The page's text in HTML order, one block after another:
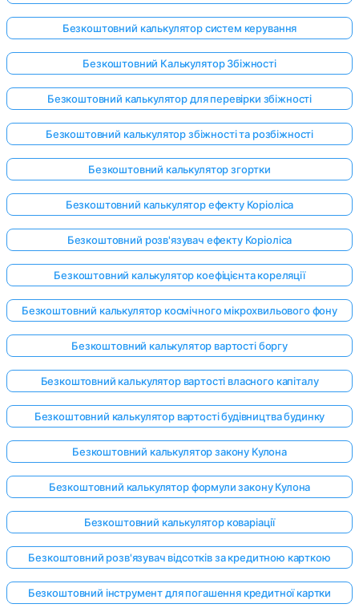
Безкоштовний калькулятор систем керування
Безкоштовний Калькулятор Збіжності
Безкоштовний калькулятор для перевірки збіжності
Безкоштовний калькулятор збіжності та розбіжності
Безкоштовний калькулятор згортки
Безкоштовний калькулятор ефекту Коріоліса
Безкоштовний розв'язувач ефекту Коріоліса
Безкоштовний калькулятор коефіцієнта кореляції
Безкоштовний калькулятор космічного мікрохвильового фону
Безкоштовний калькулятор вартості боргу
Безкоштовний калькулятор вартості власного капіталу
Безкоштовний калькулятор вартості будівництва будинку
Безкоштовний калькулятор закону Кулона
Безкоштовний калькулятор формули закону Кулона
Безкоштовний калькулятор коваріації
Безкоштовний розв'язувач відсотків за кредитною карткою
Безкоштовний інструмент для погашення кредитної картки